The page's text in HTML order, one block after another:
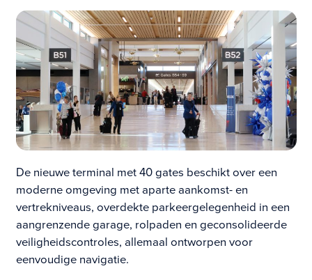
De nieuwe terminal met 40 gates beschikt over een
moderne omgeving met aparte aankomst- en
vertrekniveaus, overdekte parkeergelegenheid in een
aangrenzende garage, rolpaden en geconsolideerde
veiligheidscontroles, allemaal ontworpen voor
eenvoudige navigatie.